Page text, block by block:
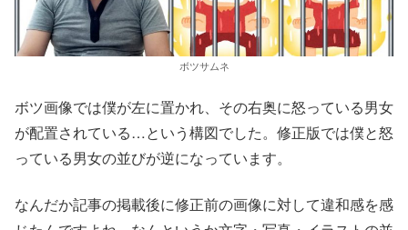
ボツサムネ
ボツ画像では僕が左に置かれ、その右奥に怒っている男女
が配置されている…という構図でした。修正版では僕と怒
っている男女の並びが逆になっています。
なんだか記事の掲載後に修正前の画像に対して違和感を感